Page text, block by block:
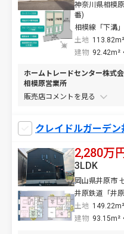
神奈川県相模
番)
相模線「下溝
土地
建物 92.42m²
ホームトレードセンター株式
相模原営業所
販売店コメントを
クレイドルガーデ
2,280万
岡山県井原市
井原鉄道「井
土地
3LDK
建物 93.15m²